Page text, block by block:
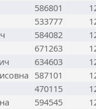
586801
533777
584082
671263
634603
587101
470115
594545